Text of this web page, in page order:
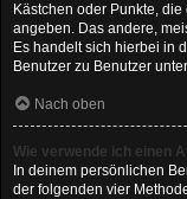
Kästchen oder Punkte,
angeben. Das andere,
Es handelt sich hierbei in
Benutzer zu Benutzer
Nach oben
Wie verwende ich einen
In deinem persönlichen
der folgenden vier